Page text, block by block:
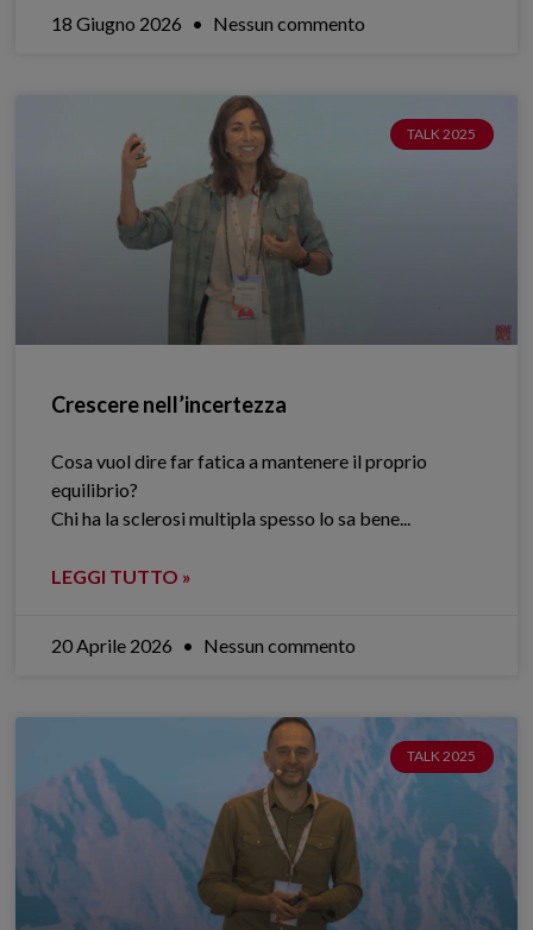
18 Giugno 2026 Nessun commento
TALK 2025
Crescere nell’incertezza
Cosa vuol dire far fatica a mantenere il proprio
equilibrio?
Chi ha la sclerosi multipla spesso lo sa bene.​..
LEGGI TUTTO »
20 Aprile 2026 Nessun commento
TALK 2025